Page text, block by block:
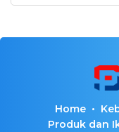
Home
Produk dan